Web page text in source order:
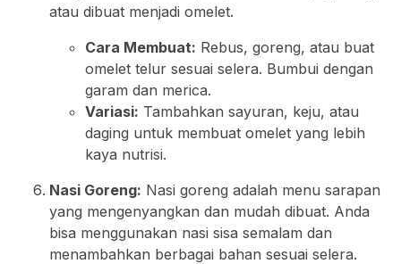
atau dibuat menjadi omelet.
Cara Membuat: Rebus, goreng, atau buat
omelet telur sesuai selera. Bumbui dengan
garam dan merica.
Variasi: Tambahkan sayuran, keju, atau
daging untuk membuat omelet yang lebih
kaya nutrisi.
Nasi Goreng: Nasi goreng adalah menu sarapan
yang mengenyangkan dan mudah dibuat. Anda
bisa menggunakan nasi sisa semalam dan
menambahkan berbagai bahan sesuai selera.